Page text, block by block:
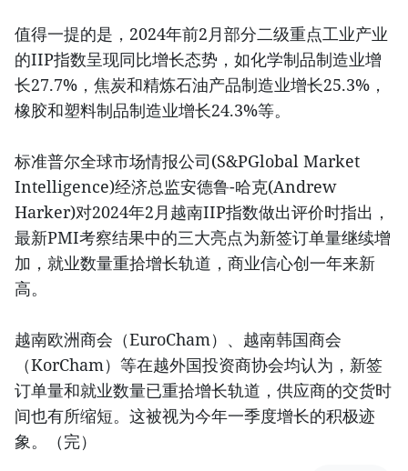
值得一提的是，2024年前2月部分二级重点工业产业
的IIP指数呈现同比增长态势，如化学制品制造业增
长27.7%，焦炭和精炼石油产品制造业增长25.3%，
橡胶和塑料制品制造业增长24.3%等。
标准普尔全球市场情报公司(S&PGlobal Market
Intelligence)经济总监安德鲁-哈克(Andrew
Harker)对2024年2月越南IIP指数做出评价时指出，
最新PMI考察结果中的三大亮点为新签订单量继续增
加，就业数量重拾增长轨道，商业信心创一年来新
高。
越南欧洲商会（EuroCham）、越南韩国商会
（KorCham）等在越外国投资商协会均认为，新签
订单量和就业数量已重拾增长轨道，供应商的交货时
间也有所缩短。这被视为今年一季度增长的积极迹
象。（完）